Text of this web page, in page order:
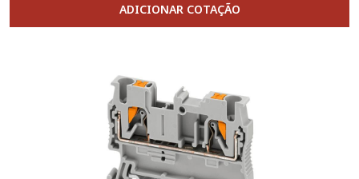
ADICIONAR COTAÇÃO